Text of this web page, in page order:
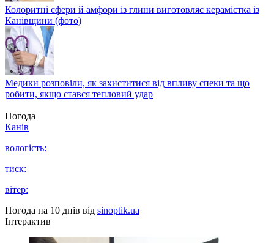
Колоритні сфери й амфори із глини виготовляє керамістка із
Канівщини (фото)
Медики розповіли, як захиститися від впливу спеки та що
робити, якщо стався тепловий удар
Погода
Канів
вологість:
тиск:
вітер:
Погода на 10 днів від sinoptik.ua
Інтерактив